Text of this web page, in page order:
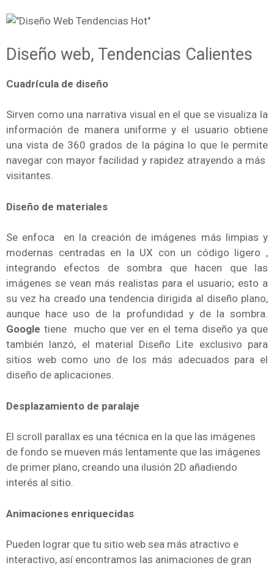
Diseño web, Tendencias Calientes
Cuadrícula de diseño
Sirven como una narrativa visual en el que se visualiza la
información de manera uniforme y el usuario obtiene
una vista de 360 grados de la página lo que le permite
navegar con mayor facilidad y rapidez atrayendo a más
visitantes.
Diseño de materiales
Se enfoca en la creación de imágenes más limpias y
modernas centradas en la UX con un código ligero ,
integrando efectos de sombra que hacen que las
imágenes se vean más realistas para el usuario; esto a
su vez ha creado una tendencia dirigida al diseño plano,
aunque hace uso de la profundidad y de la sombra.
Google tiene mucho que ver en el tema diseño ya que
también lanzó, el material Diseño Lite exclusivo para
sitios web como uno de los más adecuados para el
diseño de aplicaciones.
Desplazamiento de paralaje
El scroll parallax es una técnica en la que las imágenes
de fondo se mueven más lentamente que las imágenes
de primer plano, creando una ilusión 2D añadiendo
interés al sitio.
Animaciones enriquecidas
Pueden lograr que tu sitio web sea más atractivo e
interactivo, así encontramos las animaciones de gran